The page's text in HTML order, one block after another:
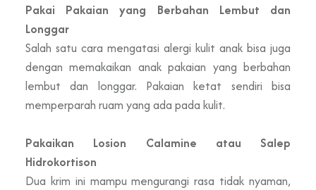
Pakai Pakaian yang Berbahan Lembut dan
Longgar
Salah satu cara mengatasi alergi kulit anak bisa juga
dengan memakaikan anak pakaian yang berbahan
lembut dan longgar. Pakaian ketat sendiri bisa
memperparah ruam yang ada pada kulit.
Pakaikan Losion Calamine atau Salep
Hidrokortison
Dua krim ini mampu mengurangi rasa tidak nyaman,